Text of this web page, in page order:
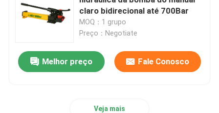
Bomba elétrica hidráulica
Dispositivo do teste da válvula do combustível
claro bidirecional até 700Bar
MOQ：1 grupo
Preço：Negotiate
Melhor preço Fale Conosco
Veja mais